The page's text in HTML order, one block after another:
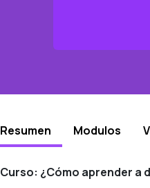
Resumen Modulos
Curso: ¿Cómo aprender a